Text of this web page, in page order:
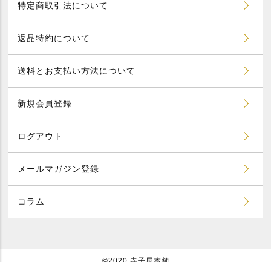
特定商取引法について
返品特約について
送料とお支払い方法について
新規会員登録
ログアウト
メールマガジン登録
コラム